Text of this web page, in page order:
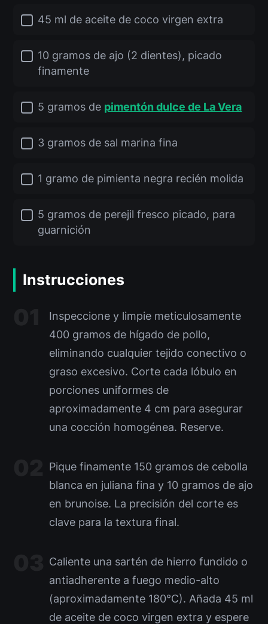
45 ml de aceite de coco virgen extra
10 gramos de ajo (2 dientes), picado
finamente
5 gramos de pimentón dulce de La Vera
3 gramos de sal marina fina
1 gramo de pimienta negra recién molida
5 gramos de perejil fresco picado, para
guarnición
Instrucciones
Inspeccione y limpie meticulosamente
400 gramos de hígado de pollo,
eliminando cualquier tejido conectivo o
graso excesivo. Corte cada lóbulo en
porciones uniformes de
aproximadamente 4 cm para asegurar
una cocción homogénea. Reserve.
Pique finamente 150 gramos de cebolla
blanca en juliana fina y 10 gramos de ajo
en brunoise. La precisión del corte es
clave para la textura final.
Caliente una sartén de hierro fundido o
antiadherente a fuego medio-alto
(aproximadamente 180°C). Añada 45 ml
de aceite de coco virgen extra y espere